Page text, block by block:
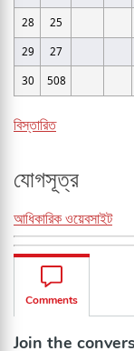
28
25
29
27
30
508
বিস্তারিত
যোগসূত্র
আধিকারিক ওয়েবসাইট